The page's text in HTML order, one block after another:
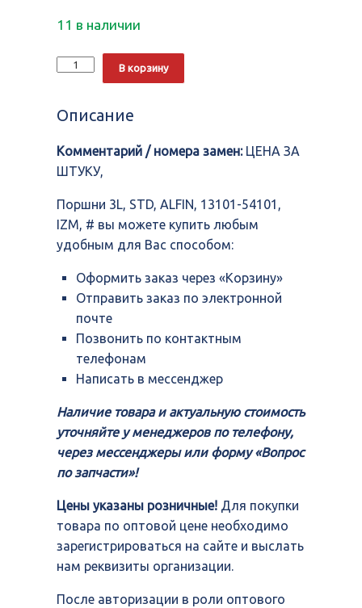
11 в наличии
Количество
Поршни
ALFIN,
54101,
IZM,
В корзину
Описание
Комментарий / номера замен:ЦЕНА ЗА
ШТУКУ,
Поршни 3L, STD, ALFIN, 13101-54101,
IZM, # вы можете купить любым
удобным для Вас способом:
Оформить заказ через «Корзину»
Отправить заказ по электронной
почте
Позвонить по контактным
телефонам
Написать в мессенджер
Наличие товара и актуальную стоимость
уточняйте у менеджеров по телефону,
через мессенджеры или форму «Вопрос
по запчасти»!
Цены указаны розничные! Для покупки
товара по оптовой цене необходимо
зарегистрироваться на сайте и выслать
нам реквизиты организации.
После авторизации в роли оптового